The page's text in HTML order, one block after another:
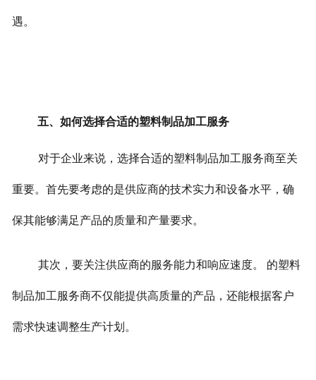
遇。
五、如何选择合适的塑料制品加工服务
对于企业来说，选择合适的塑料制品加工服务商至关
重要。首先要考虑的是供应商的技术实力和设备水平，确
保其能够满足产品的质量和产量要求。
其次，要关注供应商的服务能力和响应速度。 的塑料
制品加工服务商不仅能提供高质量的产品，还能根据客户
需求快速调整生产计划。